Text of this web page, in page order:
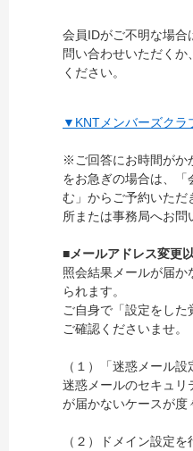
会員IDがご不明な場合
問い合わせいただく
ください。
▼KNTメンバーズクラ
※ご回答にお時間がか
をお急ぎの場合は、「
む」からご予約いただ
所または事務局へお問
■メールアドレス変更
照会結果メールが届か
られます。
ご自身で「設定をし
ご確認くださいませ。
（１）「迷惑メール
迷惑メールのセキュリ
が届かないケースが度
（２）ドメイン設定を